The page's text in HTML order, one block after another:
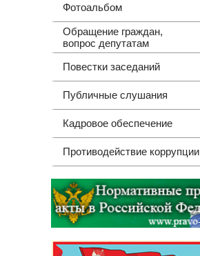
Фотоальбом
Обращение граждан,
вопрос депутатам
Повестки заседаний
Публичные слушания
Кадровое обеспечение
Противодействие коррупции